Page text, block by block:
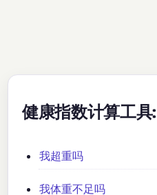
健康指数计算工具:
我超重吗
我体重不足吗